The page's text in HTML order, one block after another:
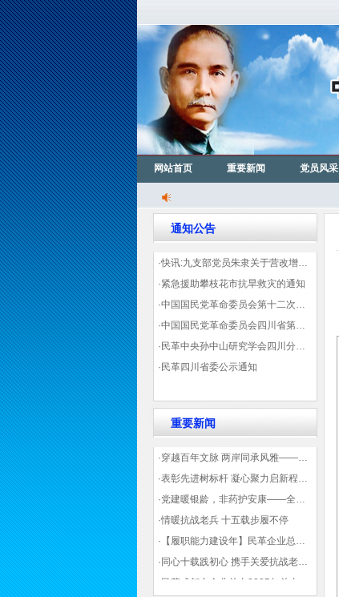
网站首页 重要新闻 党员风采
通知公告
·快讯:九支部党员朱隶关于营改增信息宣传力度的建议那篇已被省政协采用
·紧急援助攀枝花市抗旱救灾的通知
·中国国民党革命委员会第十二次全国代表大会代表登记表（下载）
·中国国民党革命委员会四川省第十一次代表大会代表登记表（下载）
·民革中央孙中山研究学会四川分会领导机构及成员名单
·民革四川省委公示通知
重要新闻
·穿越百年文脉 两岸同承风雅——民革四川省委会“中山天府大讲堂”第三讲在蓉举办
·表彰先进树标杆 凝心聚力启新程——民革企业总支部参加2025年度先进表彰大会有感
·党建暖银龄，非药护安康——全球健康公益大讲堂温情纪实
·情暖抗战老兵 十五载步履不停
·【履职能力建设年】民革企业总支部联合多地民革基层组织发起“夏日送清凉”活动 致敬“乡镇美容师”
·同心十载践初心 携手关爱抗战老兵——民革企业总支部 十年帮扶抗战老兵工作纪实